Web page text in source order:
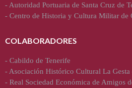
- Autoridad Portuaria de Santa Cruz de
- Centro de Historia y Cultura Militar de
COLABORADORES
- Cabildo de Tenerife
- Asociación Histórico Cultural La
- Real Sociedad Económica de Amigos